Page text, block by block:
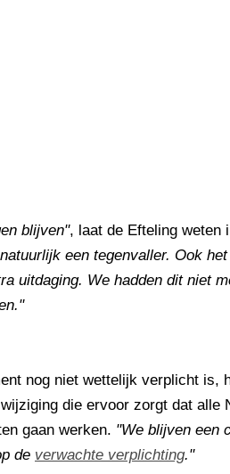
blijven", laat de Efteling weten
een tegenvaller. Ook
uitdaging. We hadden dit niet
nog niet wettelijk verplicht is,
die ervoor zorgt dat alle
gaan werken. "We blijven een
de verwachte verplichting."